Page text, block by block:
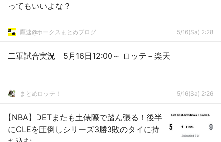
ってもいいよな？
鷹速@ホークスまとめブログ 5/16(Sa) 2:28
二軍試合実況 5月16日12:00～ ロッテ－楽天
まとめロッテ！ 5/16(Sa) 2:26
【NBA】DETまたも土俵際で踏ん張る！後半
にCLEを圧倒しシリーズ3勝3敗のタイに持